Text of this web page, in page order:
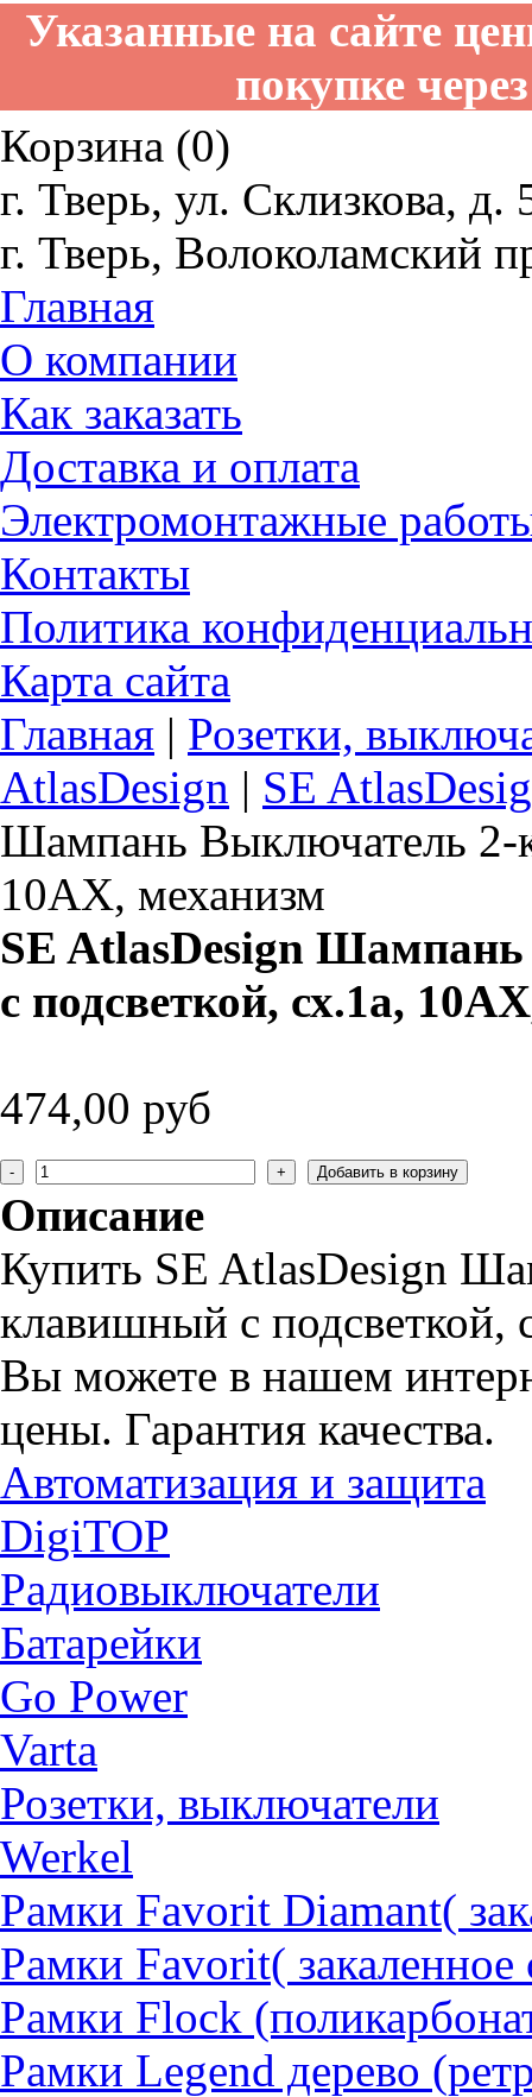
Указанные на сайте
покупке
Корзина (0)
г. Тверь, ул. Склизкова, д.
г. Тверь, Волоколамский
Главная
О компании
Как заказать
Доставка и оплата
Электромонтажные
Контакты
Политика
Карта сайта
Главная | Розетки,
AtlasDesign | SE
Шампань Выключатель 2-
10АХ, механизм
SE AtlasDesign
с подсветкой, сх.1а,
474,00 руб
Описание
Купить SE AtlasDesign
клавишный с подсветкой,
Вы можете в нашем
цены. Гарантия качества.
Автоматизация и защита
DigiTOP
Радиовыключатели
Батарейки
Go Power
Varta
Розетки, выключатели
Werkel
Рамки Favorit Diamant(
Рамки Favorit( закаленное
Рамки Flock
Рамки Legend дерево